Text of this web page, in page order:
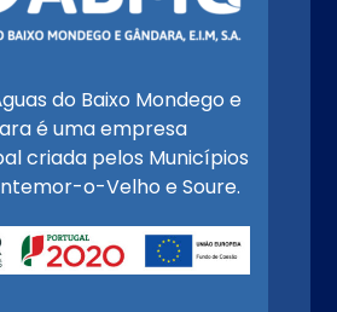
do Baixo Mondego e
é uma empresa
criada pelos Municípios
o-Velho e Soure.